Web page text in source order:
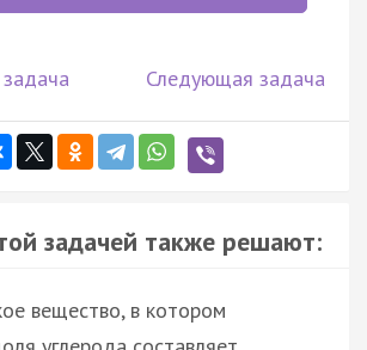
Следующая задача
задачей также решают:
вещество, в котором